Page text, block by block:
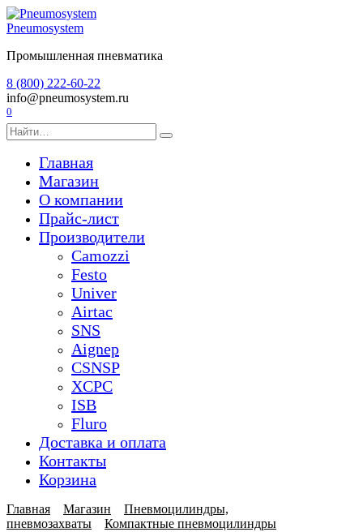
Перейти
к
Pneumosystem
Промышленная пневматика
8 (800) 222-60-22
info@pneumosystem.ru
0
Search
for:
Главная
Магазин
О компании
Прайс-лист
Производители
Camozzi
Festo
Univer
Airtac
SNS
Aignep
CSNSP
XCPC
ISB
Fluro
Доставка и оплата
Контакты
Корзина
Главная Магазин
Пневмоцилиндры,
пневмозахваты
Компактные пневмоцилиндры